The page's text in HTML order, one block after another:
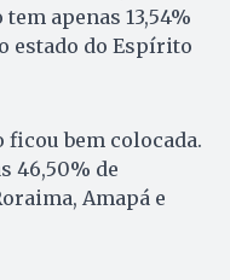
apenas 13,54%
estado do Espírito
ficou bem colocada.
46,50% de
Amapá e